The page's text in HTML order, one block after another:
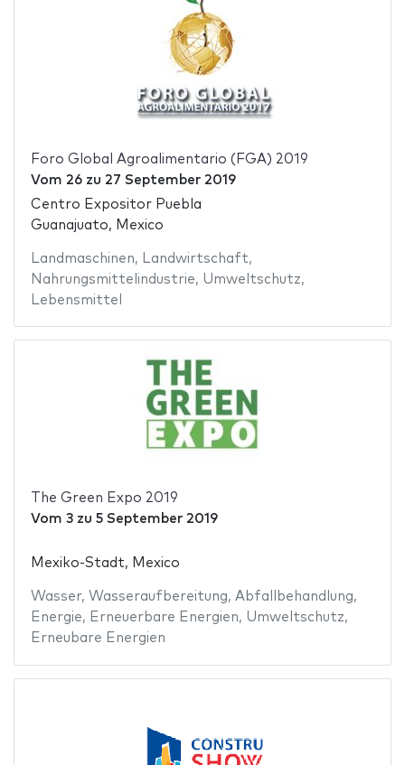
Foro Global Agroalimentario (FGA) 2019
Vom 26zu 27 September 2019
Centro Expositor Puebla
Guanajuato, Mexico
Landmaschinen, Landwirtschaft,
Nahrungsmittelindustrie, Umweltschutz,
Lebensmittel
The Green Expo 2019
Vom 3zu 5 September 2019
Mexiko-Stadt, Mexico
Wasser, Wasseraufbereitung, Abfallbehandlung,
Energie, Erneuerbare Energien, Umweltschutz,
Erneubare Energien